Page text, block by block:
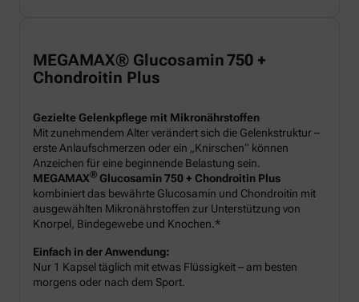
MEGAMAX® Glucosamin 750 +
Chondroitin Plus
Gezielte Gelenkpflege mit Mikronährstoffen
Mit zunehmendem Alter verändert sich die Gelenkstruktur –
erste Anlaufschmerzen oder ein „Knirschen“ können
Anzeichen für eine beginnende Belastung sein.
MEGAMAX® Glucosamin 750 + Chondroitin Plus
kombiniert das bewährte Glucosamin und Chondroitin mit
ausgewählten Mikronährstoffen zur Unterstützung von
Knorpel, Bindegewebe und Knochen.*
Einfach in der Anwendung:
Nur 1 Kapsel täglich mit etwas Flüssigkeit – am besten
morgens oder nach dem Sport.